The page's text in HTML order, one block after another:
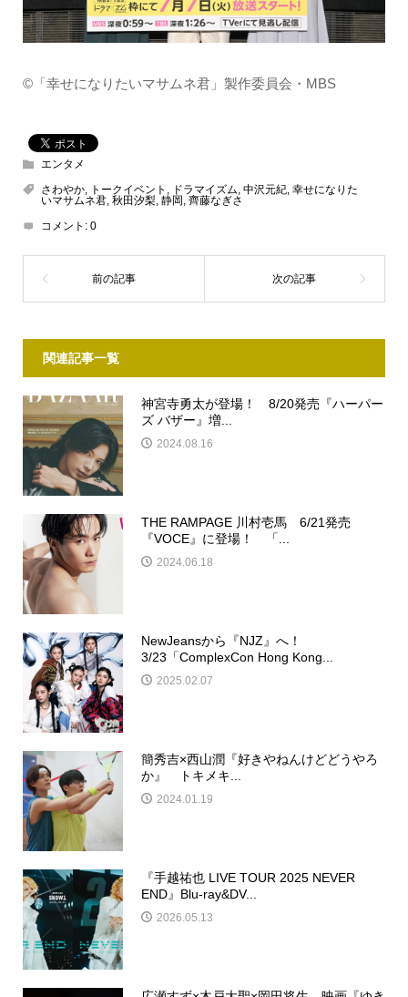
©「幸せになりたいマサムネ君」製作委員会・MBS
エンタメ
さわやか, トークイベント , ドラマイズム, 中沢元紀, 幸せになりた
いマサムネ君, 秋田汐梨, 静岡 , 齊藤なぎさ
コメント: 0
関連記事一覧
神宮寺勇太が登場！ 8/20発売『ハーパー
ズ バザー』増...
2024.08.16
THE RAMPAGE 川村壱馬 6/21発売
『VOCE』に登場！ 「...
2024.06.18
NewJeansから『NJZ』へ！
3/23「ComplexCon Hong Kong...
2025.02.07
簡秀吉×西山潤『好きやねんけどどうやろ
か』 トキメキ...
2024.01.19
『手越祐也 LIVE TOUR 2025 NEVER
END』Blu-ray&DV...
2026.05.13